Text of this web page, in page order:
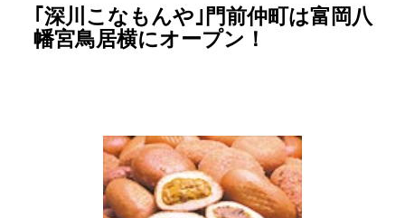
｢深川こなもんや｣門前仲町は富岡八
幡宮鳥居横にオープン！